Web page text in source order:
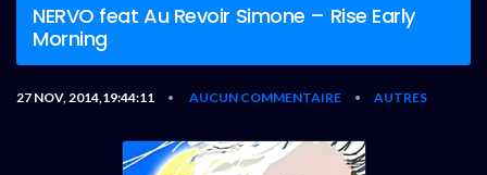
NERVO feat Au Revoir Simone – Rise Early
Morning
27 NOV, 2014,19:44:11 • AUCUN COMMENTAIRE • AUTRES